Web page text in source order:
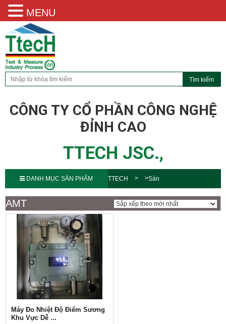
CÔNG TY CỔ PHẦN CÔNG NGHỆ
ĐỈNH CAO
TTECH JSC.,
DANH MỤC SẢN PHẨM TTECH Sản
phẩm AMT
AMT
Máy Đo Nhiệt Độ Điểm Sương
Khu Vực Dễ ...
MENU